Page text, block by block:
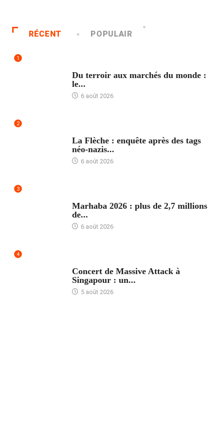
RÉCENT POPULAIR
1
Du terroir aux marchés du monde :
le...
6 août 2026
2
La Flèche : enquête après des tags
néo-nazis...
6 août 2026
3
Marhaba 2026 : plus de 2,7 millions
de...
6 août 2026
4
Concert de Massive Attack à
Singapour : un...
5 août 2026